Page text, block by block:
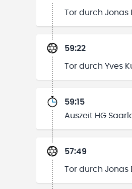
Tor durch Jonas
59:22
Tor durch Yves
59:15
Auszeit HG
57:49
Tor durch Jonas